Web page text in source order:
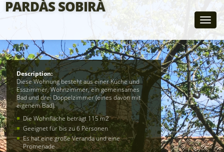
Direkt zum Inhalt
PARDÀS SOBIRÀ
Description:
Diese Wohnung besteht aus einer Küche und
Esszimmer, Wohnzimmer, ein gemeinsames
Bad und drei Doppelzimmer (eines davon mit
eigenem Bad).
Die Wohnfläche beträgt 115 m2
Geeignet für bis zu 6 Personen
Es hat eine große Veranda und eine
Promenade